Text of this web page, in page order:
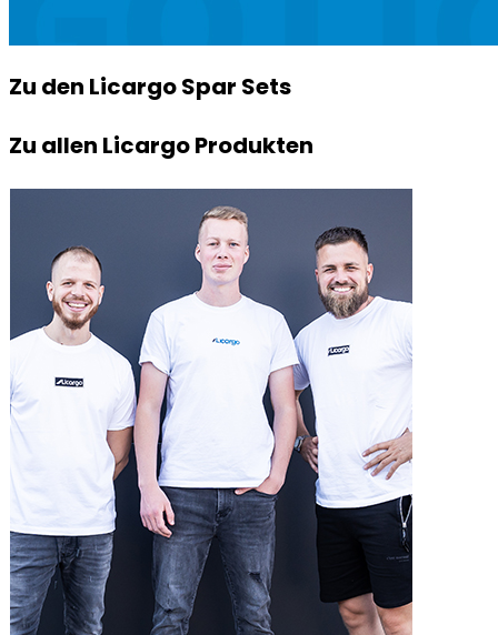
Zu den Licargo Spar Sets
Zu allen Licargo Produkten